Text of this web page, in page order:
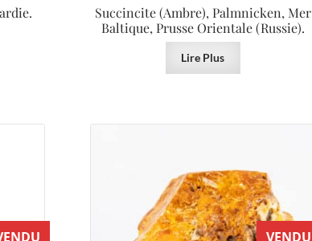
Succincite (Ambre), Palmnicken, Mer
Baltique, Prusse Orientale (Russie).
Lire Plus
VENDU